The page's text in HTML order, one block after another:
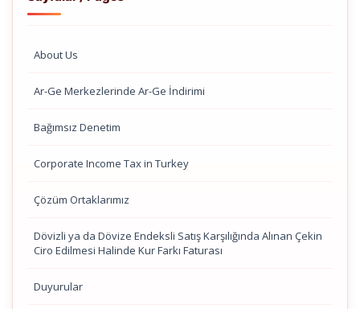
About Us
Ar-Ge Merkezlerinde Ar-Ge İndirimi
Bağımsız Denetim
Corporate Income Tax in Turkey
Çözüm Ortaklarımız
Dövizli ya da Dövize Endeksli Satış Karşılığında Alınan Çekin
Ciro Edilmesi Halinde Kur Farkı Faturası
Duyurular